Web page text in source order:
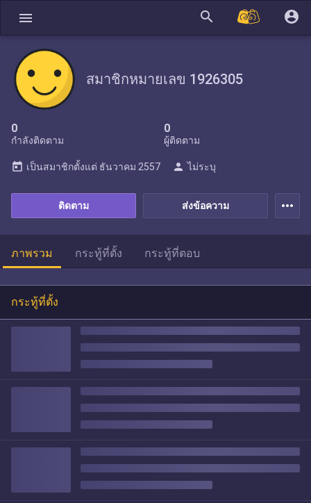
menu search account_circle
สมาชิกหมายเลข 1926305
0
กำลังติดตาม
0
ผู้ติดตาม
ส่งข้อความ
ติดตาม
today เป็นสมาชิกตั้งแต่ ธันวาคม 2557 person ไม่ระบุ
more_horiz
ภาพรวม กระทู้ที่ตั้ง กระทู้ที่ตอบ
กระทู้ที่ตั้ง